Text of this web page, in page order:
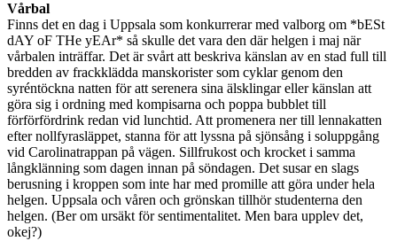
Vårbal
Finns det en dag i Uppsala som konkurrerar med valborg om *bESt
dAY oF THe yEAr* så skulle det vara den där helgen i maj när
vårbalen inträffar. Det är svårt att beskriva känslan av en stad full till
bredden av frackklädda manskorister som cyklar genom den
syréntöckna natten för att serenera sina älsklingar eller känslan att
göra sig i ordning med kompisarna och poppa bubblet till
förförfördrink redan vid lunchtid. Att promenera ner till lennakatten
efter nollfyrasläppet, stanna för att lyssna på sjönsång i soluppgång
vid Carolinatrappan på vägen. Sillfrukost och krocket i samma
långklänning som dagen innan på söndagen. Det susar en slags
berusning i kroppen som inte har med promille att göra under hela
helgen. Uppsala och våren och grönskan tillhör studenterna den
helgen. (Ber om ursäkt för sentimentalitet. Men bara upplev det,
okej?)